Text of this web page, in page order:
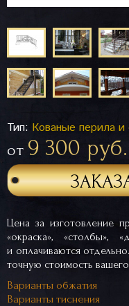
Тип: Кованые перила
от 9 300 руб.
Цена за изготовление
«окраска», «столбы»,
и оплачиваются
точную стоимость
Варианты обжатия
Варианты тиснения